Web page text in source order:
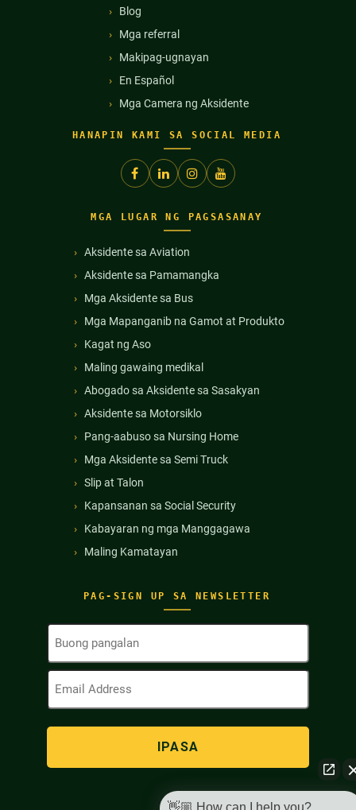
Blog
Mga referral
Makipag-ugnayan
En Español
Mga Camera ng Aksidente
HANAPIN KAMI SA SOCIAL MEDIA
PAG-SIGN UP SA NEWSLETTER
Buong
(Kinakailangan)
Email
(Kinakailangan)
MGA LUGAR NG PAGSASANAY
Aksidente sa Aviation
Aksidente sa Pamamangka
Mga Aksidente sa Bus
Mga Mapanganib na Gamot at Produkto
Kagat ng Aso
Maling gawaing medikal
Abogado sa Aksidente sa Sasakyan
Aksidente sa Motorsiklo
Pang-aabuso sa Nursing Home
Mga Aksidente sa Semi Truck
Slip at Talon
Kapansanan sa Social Security
Kabayaran ng mga Manggagawa
Maling Kamatayan
👋🏼 How can I help you?